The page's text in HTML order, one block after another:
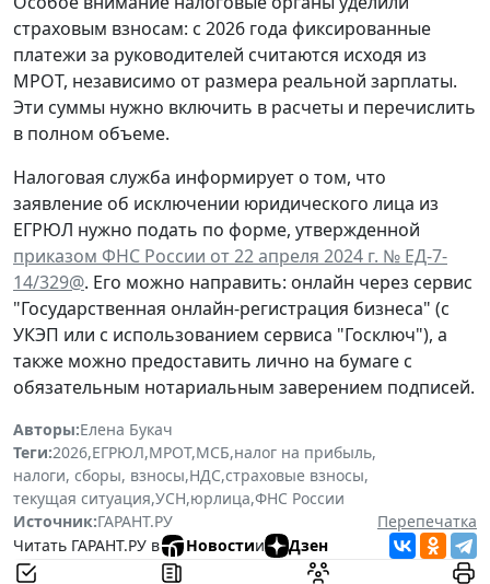
страховым взносам: с 2026 года фиксированные
платежи за руководителей считаются исходя из
МРОТ, независимо от размера реальной зарплаты.
Эти суммы нужно включить в расчеты и перечислить
в полном объеме.
Налоговая служба информирует о том, что
заявление об исключении юридического лица из
ЕГРЮЛ нужно подать по форме, утвержденной
приказом ФНС России от 22 апреля 2024 г. № ЕД-7-
14/329@. Его можно направить: онлайн через сервис
"Государственная онлайн-регистрация бизнеса" (с
УКЭП или с использованием сервиса "Госключ"), а
также можно предоставить лично на бумаге с
обязательным нотариальным заверением подписей.
Авторы:Елена Букач
Теги:2026,ЕГРЮЛ,МРОТ,МСБ,налог на прибыль,
налоги, сборы, взносы,НДС,страховые взносы,
текущая ситуация,УСН,юрлица,ФНС России
Источник:ГАРАНТ.РУ
Перепечатка
Читать ГАРАНТ.РУ в
Новостии Дзен